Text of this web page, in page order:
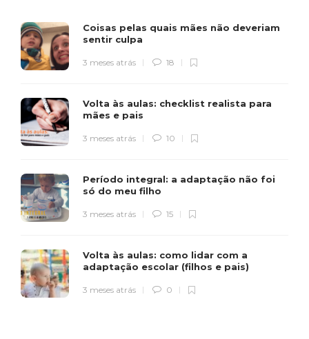
Coisas pelas quais mães não deveriam
sentir culpa
3 meses atrás 18
Volta às aulas: checklist realista para
mães e pais
3 meses atrás 10
Período integral: a adaptação não foi
só do meu filho
3 meses atrás 15
Volta às aulas: como lidar com a
adaptação escolar (filhos e pais)
3 meses atrás 0